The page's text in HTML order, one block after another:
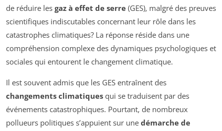
de réduire les gaz à effet de serre (GES), malgré des preuves
scientifiques indiscutables concernant leur rôle dans les
catastrophes climatiques? La réponse réside dans une
compréhension complexe des dynamiques psychologiques et
sociales qui entourent le changement climatique.
Il est souvent admis que les GES entraînent des
changements climatiques qui se traduisent par des
événements catastrophiques. Pourtant, de nombreux
pollueurs politiques s’appuient sur une démarche de